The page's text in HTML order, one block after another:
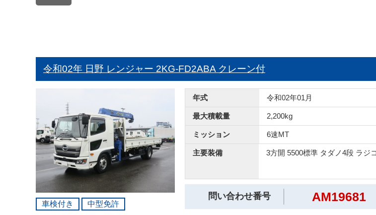
令和02年 日野 レンジャー 2KG-FD2ABA クレーン付
車検付き 中型免許
年式 令和02年01月
最大積載量 2,200kg
ミッション 6速MT
主要装備 3方開 5500標準 タダノ4段 ラジ
問い合わせ番号 AM19681